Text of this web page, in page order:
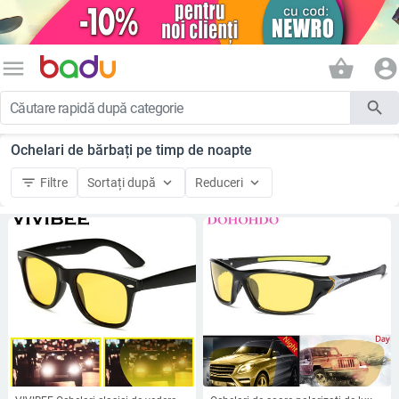
menu shopping_basket account_circle
search
Ochelari de bărbați pe timp de noapte
filter_list Filtre Sortați după keyboard_arrow_down Reduceri keyboard_arrow_down